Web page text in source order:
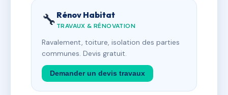
🔧 Rénov Habitat
TRAVAUX & RÉNOVATION
Ravalement, toiture, isolation des parties
communes. Devis gratuit.
Demander un devis travaux